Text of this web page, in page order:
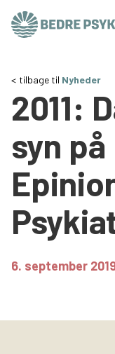
Tal og fakta
Om os
Vær med
Presse og politik
Støt os
tilbage til Nyheder
2011:
syn
6. september